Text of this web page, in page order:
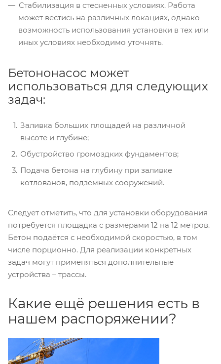
Стабилизация в стесненных условиях. Работа
может вестись на различных локациях, однако
возможность использования установки в тех или
иных условиях необходимо уточнять.
Бетононасос может
использоваться для следующих
задач:
Заливка больших площадей на различной
высоте и глубине;
Обустройство громоздких фундаментов;
Подача бетона на глубину при заливке
котлованов, подземных сооружений.
Следует отметить, что для установки оборудования
потребуется площадка с размерами 12 на 12 метров.
Бетон подаётся с необходимой скоростью, в том
числе порционно. Для реализации конкретных
задач могут применяться дополнительные
устройства – трассы.
Какие ещё решения есть в
нашем распоряжении?